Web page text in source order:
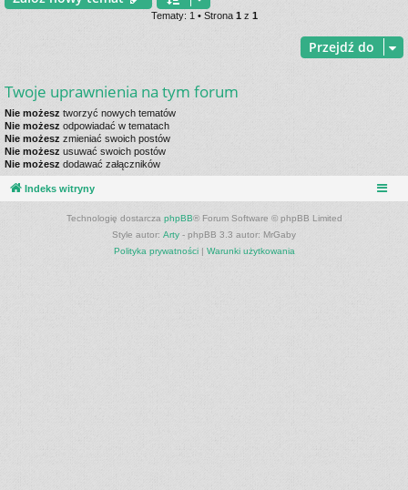
Tematy: 1 • Strona 1 z 1
Przejdź do
Twoje uprawnienia na tym forum
Nie możesz tworzyć nowych tematów
Nie możesz odpowiadać w tematach
Nie możesz zmieniać swoich postów
Nie możesz usuwać swoich postów
Nie możesz dodawać załączników
Indeks witryny
Technologię dostarcza phpBB® Forum Software © phpBB Limited
Style autor: Arty - phpBB 3.3 autor: MrGaby
Polityka prywatności| Warunki użytkowania